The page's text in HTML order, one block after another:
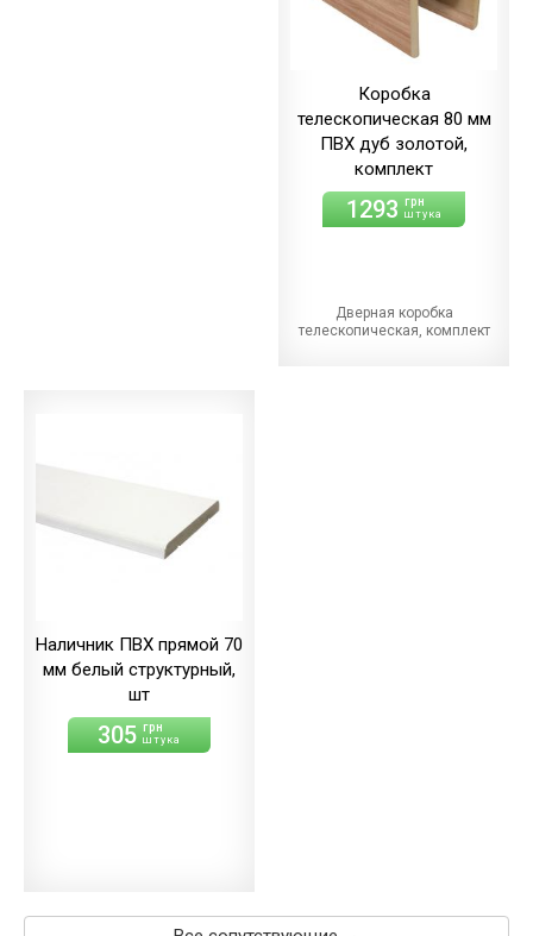
Коробка
телескопическая 80 мм
ПВХ дуб золотой,
комплект
1293 грн
штука
Дверная коробка
телескопическая, комплект
Наличник ПВХ прямой 70
мм белый структурный,
шт
305 грн
штука